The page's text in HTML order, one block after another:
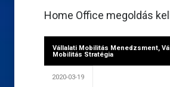
Home Office megoldás
Vállalati Mobilitás Menedzsment,
Mobilitás Stratégia
2020-03-19